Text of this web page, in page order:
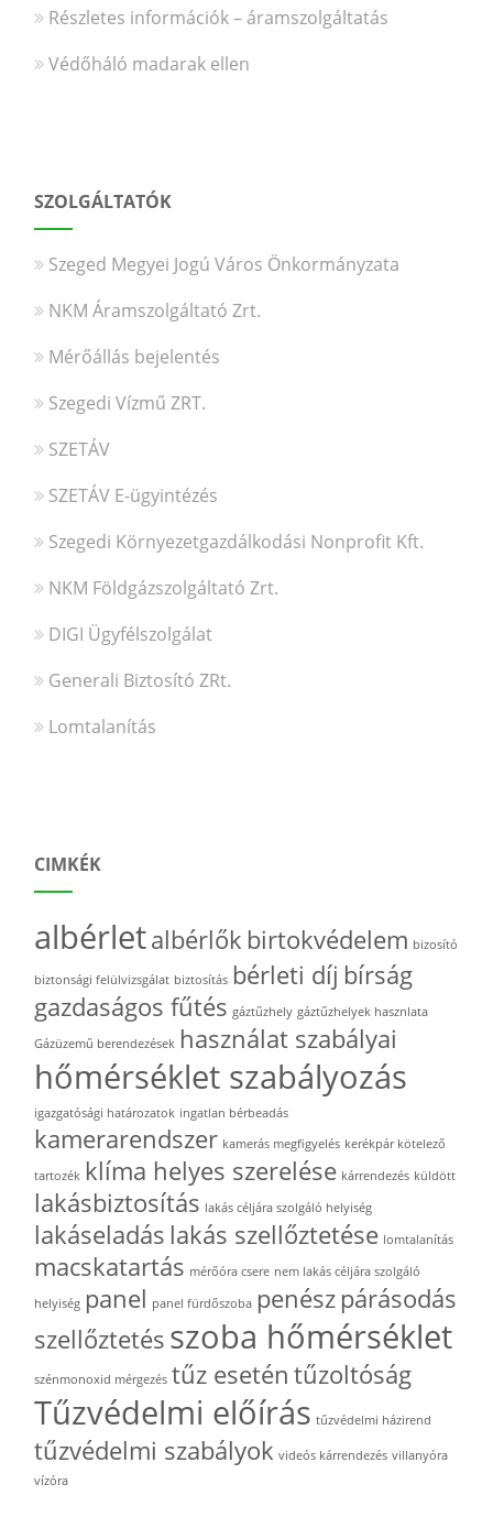
Részletes információk – áramszolgáltatás
Védőháló madarak ellen
SZOLGÁLTATÓK
Szeged Megyei Jogú Város Önkormányzata
NKM Áramszolgáltató Zrt.
Mérőállás bejelentés
Szegedi Vízmű ZRT.
SZETÁV
SZETÁV E-ügyintézés
Szegedi Környezetgazdálkodási Nonprofit Kft.
NKM Földgázszolgáltató Zrt.
DIGI Ügyfélszolgálat
Generali Biztosító ZRt.
Lomtalanítás
CIMKÉK
albérletalbérlők birtokvédelem bizosító
biztonsági felülvizsgálat biztosítás bérleti díj bírság
gazdaságos fűtés gáztűzhely gáztűzhelyek hasznlata
Gázüzemű berendezések használat szabályai
hőmérséklet szabályozás
igazgatósági határozatok ingatlan bérbeadás
kamerarendszer kamerás megfigyelés kerékpár kötelező
tartozék klíma helyes szerelése kárrendezés küldött
lakásbiztosítás lakás céljára szolgáló helyiség
lakáseladás lakás szellőztetése lomtalanítás
macskatartás mérőóra csere nem lakás céljára szolgáló
helyiség panel panel fürdőszoba penész párásodás
szellőztetés szoba hőmérséklet
szénmonoxid mérgezés tűz esetén tűzoltóság
Tűzvédelmi előírás tűzvédelmi házirend
tűzvédelmi szabályok videós kárrendezés villanyóra
vízóra